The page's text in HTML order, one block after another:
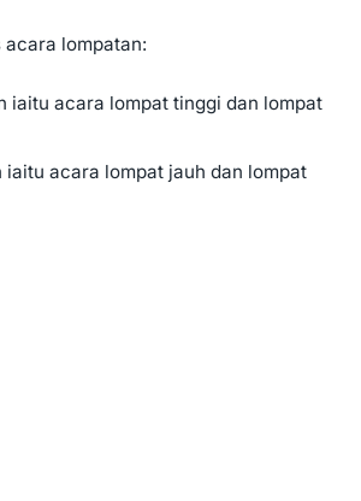
lompatan:
iaitu acara lompat tinggi dan lompat
iaitu acara lompat jauh dan lompat